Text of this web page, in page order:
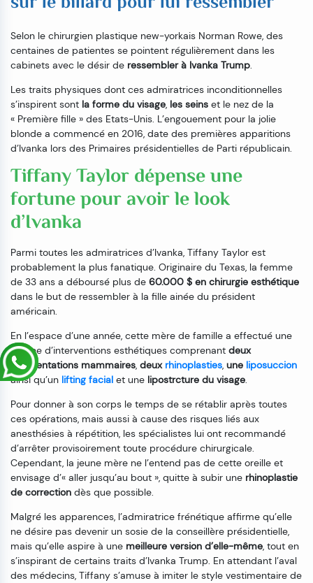
Selon le chirurgien plastique new-yorkais Norman Rowe, des
centaines de patientes se pointent régulièrement dans les
cabinets avec le désir de ressembler à Ivanka Trump.
Les traits physiques dont ces admiratrices inconditionnelles
s’inspirent sont la forme du visage, les seins et le nez de la
« Première fille » des Etats-Unis. L’engouement pour la jolie
blonde a commencé en 2016, date des premières apparitions
d’Ivanka lors des Primaires présidentielles de Parti républicain.
Tiffany Taylor dépense une
fortune pour avoir le look
d’Ivanka
Parmi toutes les admiratrices d’Ivanka, Tiffany Taylor est
probablement la plus fanatique. Originaire du Texas, la femme
de 33 ans a déboursé plus de 60.000 $ en chirurgie esthétique
dans le but de ressembler à la fille ainée du président
américain.
En l’espace d’une année, cette mère de famille a effectué une
dizaine d’interventions esthétiques comprenant deux
augmentations mammaires, deux rhinoplasties, une liposuccion
ainsi qu’un lifting facial et une lipostrcture du visage.
Pour donner à son corps le temps de se rétablir après toutes
ces opérations, mais aussi à cause des risques liés aux
anesthésies à répétition, les spécialistes lui ont recommandé
d’arrêter provisoirement toute procédure chirurgicale.
Cependant, la jeune mère ne l’entend pas de cette oreille et
envisage d’« aller jusqu’au bout », quitte à subir une rhinoplastie
de correction dès que possible.
Malgré les apparences, l’admiratrice frénétique affirme qu’elle
ne désire pas devenir un sosie de la conseillère présidentielle,
mais qu’elle aspire à une meilleure version d’elle-même, tout en
s’inspirant de certains traits d’Ivanka Trump. En attendant l’aval
des médecins, Tiffany s’amuse à imiter le style vestimentaire de